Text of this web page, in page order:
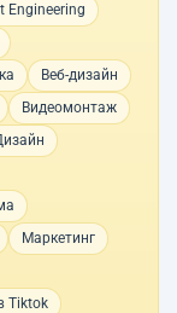
Engineering
Веб-дизайн
Видеомонтаж
Маркетинг
Tiktok